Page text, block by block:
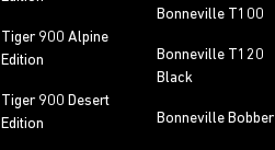
Tiger 900 Alpine
Edition
Tiger 900 Desert
Edition
Bonneville T100
Bonneville T120
Black
Bonneville Bobber